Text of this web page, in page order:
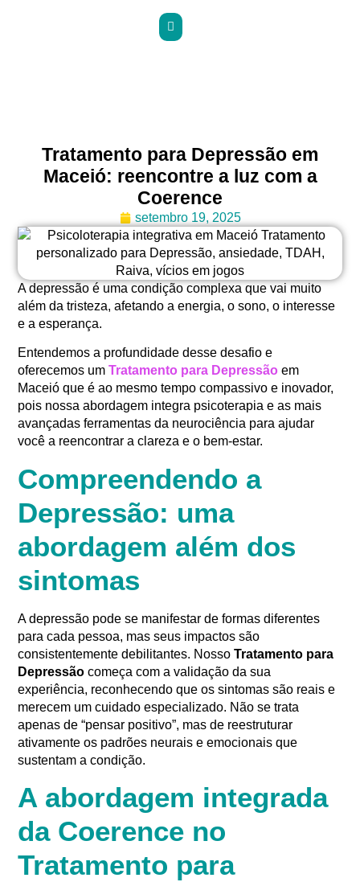
Tratamento para Depressão em
Maceió: reencontre a luz com a
Coerence
setembro 19, 2025
A depressão é uma condição complexa que vai muito
além da tristeza, afetando a energia, o sono, o interesse
e a esperança.
Entendemos a profundidade desse desafio e
oferecemos umTratamento para Depressão em
Maceió que é ao mesmo tempo compassivo e inovador,
pois nossa abordagem integra psicoterapia e as mais
avançadas ferramentas da neurociência para ajudar
você a reencontrar a clareza e o bem-estar.
Compreendendo a
Depressão: uma
abordagem além dos
sintomas
A depressão pode se manifestar de formas diferentes
para cada pessoa, mas seus impactos são
consistentemente debilitantes. NossoTratamento para
Depressão começa com a validação da sua
experiência, reconhecendo que os sintomas são reais e
merecem um cuidado especializado. Não se trata
apenas de “pensar positivo”, mas de reestruturar
ativamente os padrões neurais e emocionais que
sustentam a condição.
A abordagem integrada
da Coerence no
Tratamento para